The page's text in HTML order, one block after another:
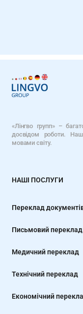
«Лінгво групп» –
досвідом роботи.
мовами світу.
НАШІ ПОСЛУГИ
Переклад
Письмовий переклад
Медичний переклад
Технічний переклад
Економічний